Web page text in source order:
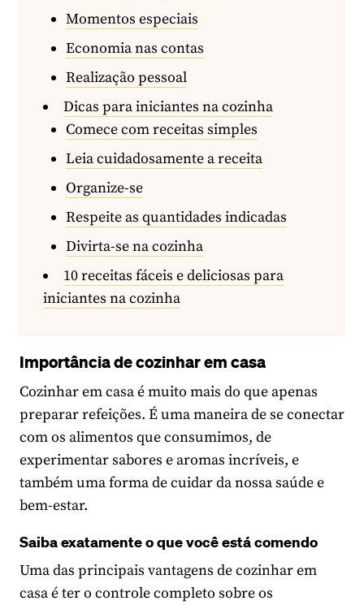
Momentos especiais
Economia nas contas
Realização pessoal
Dicas para iniciantes na cozinha
Comece com receitas simples
Leia cuidadosamente a receita
Organize-se
Respeite as quantidades indicadas
Divirta-se na cozinha
10 receitas fáceis e deliciosas para
iniciantes na cozinha
Importância de cozinhar em casa
Cozinhar em casa é muito mais do que apenas
preparar refeições. É uma maneira de se conectar
com os alimentos que consumimos, de
experimentar sabores e aromas incríveis, e
também uma forma de cuidar da nossa saúde e
bem-estar.
Saiba exatamente o que você está comendo
Uma das principais vantagens de cozinhar em
casa é ter o controle completo sobre os